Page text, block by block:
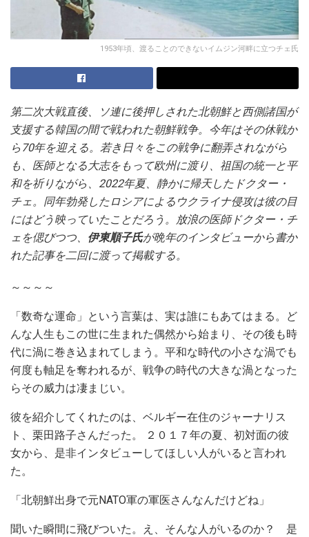
1953年頃、渡ることのできないイムジン河畔に立つチェ氏
第二次大戦直後、ソ連に後押しされた北朝鮮と西側諸国が
支援する韓国の間で戦われた朝鮮戦争。今年はその休戦か
ら70年を迎える。若き日々をこの戦争に翻弄されながら
も、医師となる大志をもって欧州に渡り、祖国の統一と平
和を祈りながら、2022年夏、静かに帰天したドクター・
チェ。同年勃発したロシアによるウクライナ侵攻は彼の目
にはどう映っていたことだろう。放浪の医師ドクター・チ
ェを偲びつつ、 伊東順子氏が晩年のインタビューから書か
れた記事を二回に渡って掲載する。
～～～～
「数奇な運命」という言葉は、実は誰にもあてはまる。ど
んな人生もこの世に生まれた偶然から始まり、その後も時
代に渦に巻き込まれてしまう。平和な時代の小さな渦でも
何度も軸足を奪われるが、戦争の時代の大きな渦となった
らその威力は凄まじい。
彼を紹介してくれたのは、ベルギー在住のジャーナリス
ト、栗田路子さんだった。 ２０１７年の夏、初対面の彼
女から、是非インタビューしてほしい人がいると言われ
た。
「北朝鮮出身で元NATO軍の軍医さんなんだけどね」
聞いた瞬間に飛びついた。え、そんな人がいるのか？ 是